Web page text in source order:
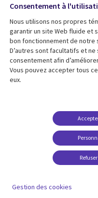
Ressources
Library
Links
Articles
Blog
Social
Media
FRANCE
Consentement à
Nous utilisons nos propres
garantir un site Web fluide et
bon fonctionnement de notre
D’autres sont facultatifs et
consentement afin
Vous pouvez accepter tous
eux.
Gestion des cookies